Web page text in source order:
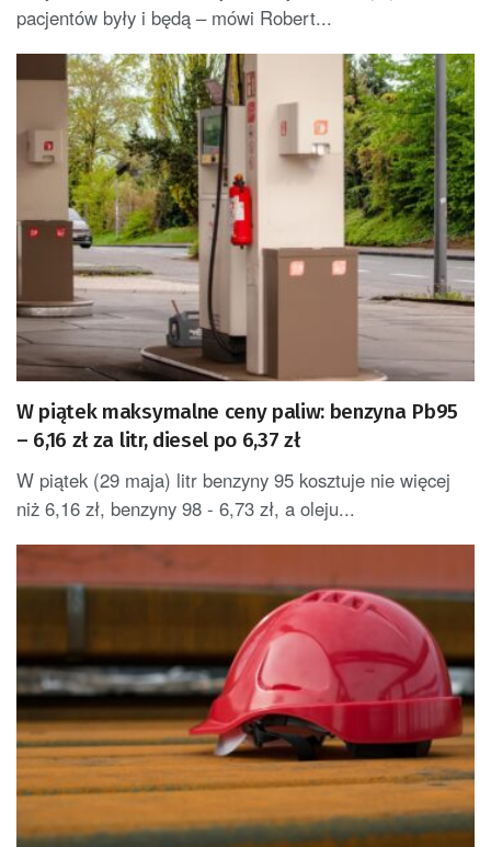
pacjentów były i będą – mówi Robert...
W piątek maksymalne ceny paliw: benzyna Pb95
– 6,16 zł za litr, diesel po 6,37 zł
W piątek (29 maja) litr benzyny 95 kosztuje nie więcej
niż 6,16 zł, benzyny 98 - 6,73 zł, a oleju...